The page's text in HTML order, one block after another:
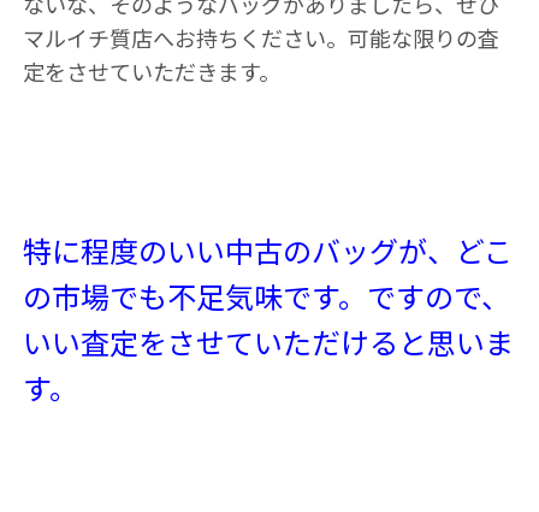
マルイチ質店へお持ちください。可能な限りの査
定をさせていただきます。
特に程度のいい中古のバッグが、どこ
の市場でも不足気味です。ですので、
いい査定をさせていただけると思いま
す。